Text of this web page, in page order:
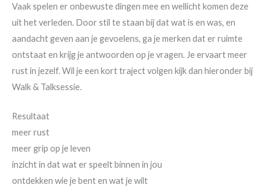
Vaak spelen er onbewuste dingen mee en wellicht komen deze
uit het verleden. Door stil te staan bij dat wat is en was, en
aandacht geven aan je gevoelens, ga je merken dat er ruimte
ontstaat en krijg je antwoorden op je vragen. Je ervaart meer
rust in jezelf. Wil je een kort traject volgen kijk dan hieronder bij
Walk & Talksessie.
Resultaat
meer rust
meer grip op je leven
inzicht in dat wat er speelt binnen in jou
ontdekken wie je bent en wat je wilt